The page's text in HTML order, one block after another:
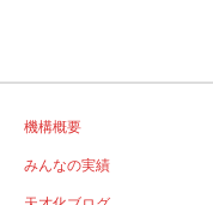
機構概要
みんなの実績